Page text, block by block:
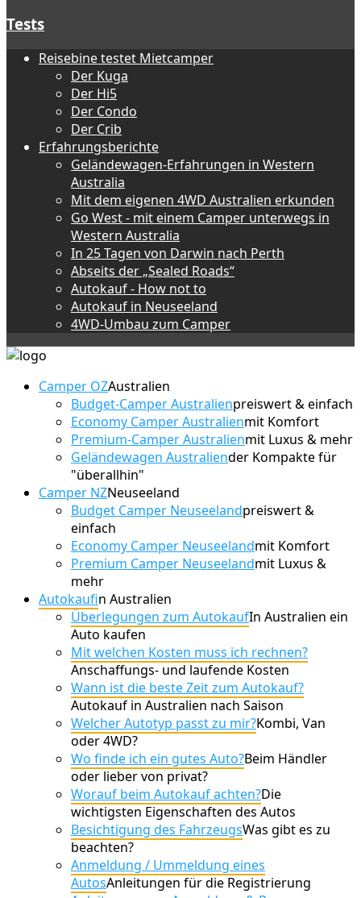
Tests
Reisebine testet Mietcamper
Der Kuga
Der Hi5
Der Condo
Der Crib
Erfahrungsberichte
Geländewagen-Erfahrungen in Western
Australia
Mit dem eigenen 4WD Australien erkunden
Go West - mit einem Camper unterwegs in
Western Australia
In 25 Tagen von Darwin nach Perth
Abseits der „Sealed Roads“
Autokauf - How not to
Autokauf in Neuseeland
4WD-Umbau zum Camper
Camper OZAustralien
Budget-Camper Australienpreiswert & einfach
Economy Camper Australienmit Komfort
Premium-Camper Australienmit Luxus & mehr
Geländewagen Australiender Kompakte für
"überallhin"
Camper NZNeuseeland
Budget Camper Neuseelandpreiswert &
einfach
Economy Camper Neuseelandmit Komfort
Premium Camper Neuseelandmit Luxus &
mehr
Autokaufin Australien
Überlegungen zum AutokaufIn Australien ein
Auto kaufen
Mit welchen Kosten muss ich rechnen?
Anschaffungs- und laufende Kosten
Wann ist die beste Zeit zum Autokauf?
Autokauf in Australien nach Saison
Welcher Autotyp passt zu mir?Kombi, Van
oder 4WD?
Wo finde ich ein gutes Auto?Beim Händler
oder lieber von privat?
Worauf beim Autokauf achten?Die
wichtigsten Eigenschaften des Autos
Besichtigung des FahrzeugsWas gibt es zu
beachten?
Anmeldung / Ummeldung eines
AutosAnleitungen für die Registrierung